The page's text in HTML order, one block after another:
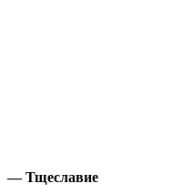
— Тщеславие